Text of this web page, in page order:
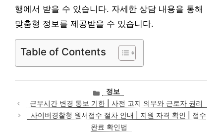
행에서 받을 수 있습니다. 자세한 상담 내용을 통해
맞춤형 정보를 제공받을 수 있습니다.
Table of Contents
카
테
고
리
정보
근무시간 변경 통보 기한 | 사전 고지 의무와 근로자 권리
사이버경찰청 원서접수 절차 안내 | 지원 자격 확인 | 접수
완료 확인법